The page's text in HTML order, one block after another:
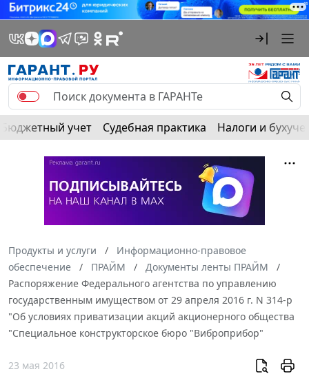
Бюджетный учет Судебная практика Налоги и
Продукты и услуги
Информационно-правовое
обеспечение
ПРАЙМ
Документы ленты ПРАЙМ
Распоряжение Федерального агентства по управлению
государственным имуществом от 29 апреля 2016 г. N 314-р
"Об условиях приватизации акций акционерного общества
"Специальное конструкторское бюро "Виброприбор"
23 мая 2016